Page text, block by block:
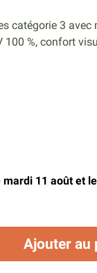
catégorie 3 avec
100 %, confort
11 août et
Ajouter au